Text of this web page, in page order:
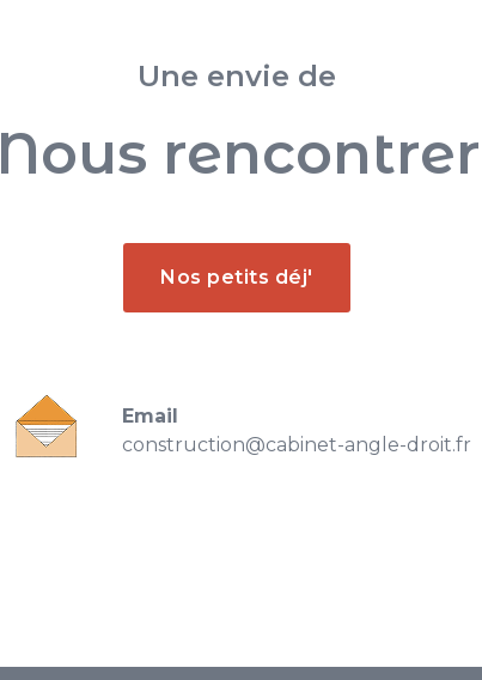
Une envie de
Nous rencontrer
Nos petits déj'
Email
construction@cabinet-angle-droit.fr